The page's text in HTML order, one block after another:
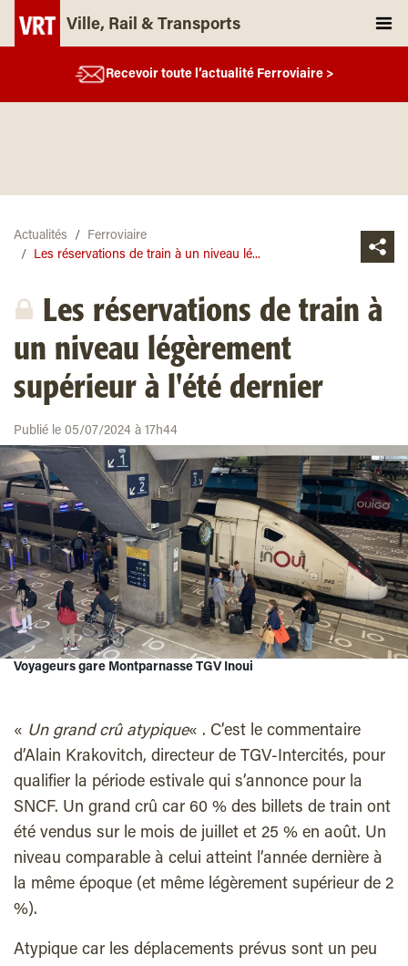
Ville, Rail & Transports
Recevoir toute l’actualité Ferroviaire >
Actualités
Ferroviaire
Les réservations de train à un niveau lé...
Les réservations de train à
un niveau légèrement
supérieur à l'été dernier
Publié le 05/07/2024 à 17h44
Voyageurs gare Montparnasse TGV Inoui
« Un grand crû atypique« . C’est le commentaire
d’Alain Krakovitch, directeur de TGV-Intercités, pour
qualifier la période estivale qui s’annonce pour la
SNCF. Un grand crû car 60 % des billets de train ont
été vendus sur le mois de juillet et 25 % en août. Un
niveau comparable à celui atteint l’année dernière à
la même époque (et même légèrement supérieur de 2
%).
Atypique car les déplacements prévus sont un peu